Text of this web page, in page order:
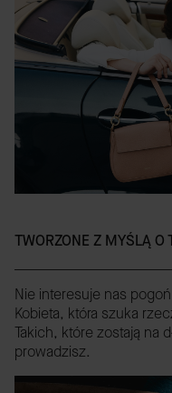
TWORZONE Z MYŚLĄ O
Nie interesuje nas
Kobieta, która szuka
Takich, które zostają na
prowadzisz.